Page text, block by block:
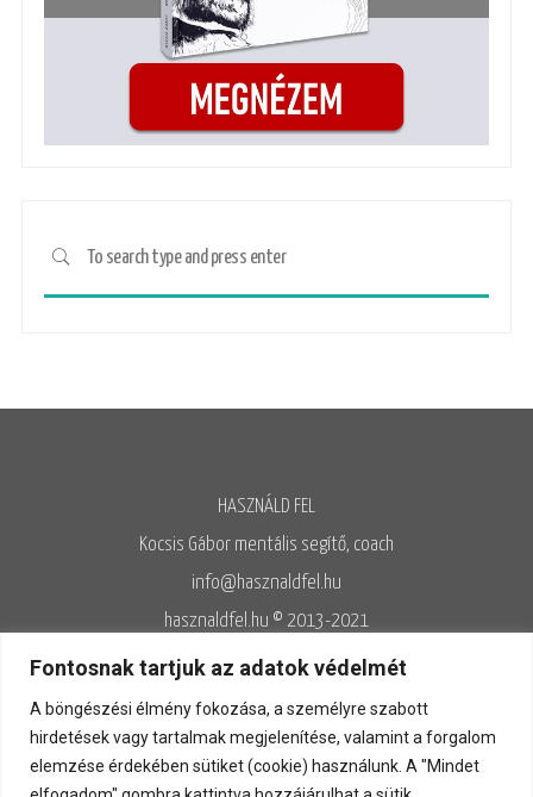
Fontosnak tartjuk az adatok védelmét
A böngészési élmény fokozása, a személyre szabott
hirdetések vagy tartalmak megjelenítése, valamint a forgalom
elemzése érdekében sütiket (cookie) használunk. A "Mindet
HASZNÁLD FEL
Kocsis Gábor mentális segítő, coach
info@hasznaldfel.hu
hasznaldfel.hu © 2013-2021
Írásaim szerzői jogi védelem alatt állnak, felhasználásuk kizárólag az
Adatvédelmi szabályzatnak megfelelően engedélyezett.
Adatvédelem◊Adatkezelés◊Általános szerződési feltételek◊
Kapcsolat